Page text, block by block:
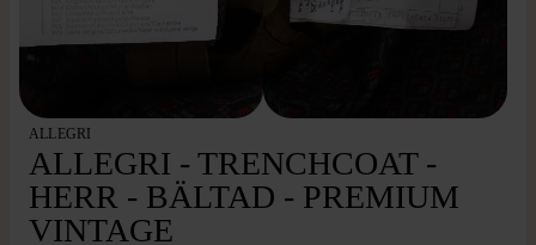
ALLEGRI
ALLEGRI - TRENCHCOAT -
HERR - BÄLTAD - PREMIUM
VINTAGE